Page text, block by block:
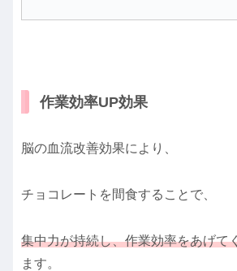
作業効率UP効果
脳の血流改善効果により、
チョコレートを間食することで、
集中力が持続し、作業効率をあげて
ます。